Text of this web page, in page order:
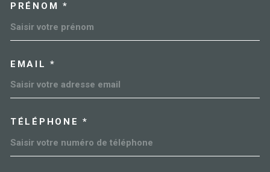
PRÉNOM *
EMAIL *
TÉLÉPHONE *